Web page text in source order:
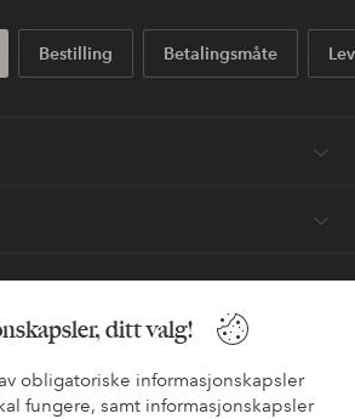
ditt valg!
obligatoriske informasjonskapsler
fungere, samt informasjonskapsler
Bestilling Betalingsmåte